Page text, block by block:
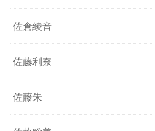
佐倉綾音
佐藤利奈
佐藤朱